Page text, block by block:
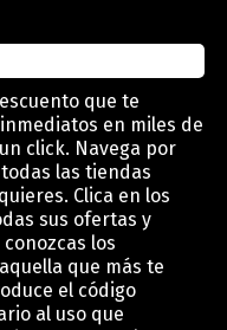
que te
en miles de
click. Navega por
las tiendas
Clica en los
sus ofertas y
los
que más te
el código
al uso que